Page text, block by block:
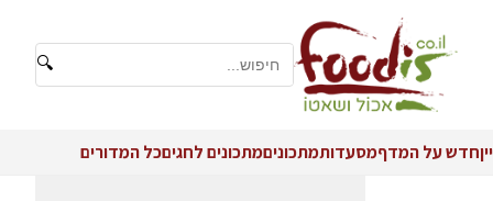
🔍
ייןחדש על המדףמסעדותמתכוניםמתכונים לחגיםכל המדורים